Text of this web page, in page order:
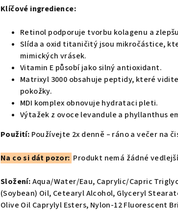
Klíčové ingredience:
Retinol podporuje tvorbu kolagenu a
Slída a oxid titaničitý jsou mikročástice,
mimických vrásek.
Vitamin E působí jako silný antioxidant.
Matrixyl 3000 obsahuje peptidy, které
pokožky.
MDI komplex obnovuje hydrataci pleti.
Výtažek z ovoce levandule a phyllanthus
Použití: Používejte 2x denně – ráno a večer na
Na co si dát pozor: Produkt nemá žádné
Složení:Aqua/Water/Eau, Caprylic/Capric
(Soybean) Oil, Cetearyl Alcohol, Glyceryl
Olive Oil Caprylyl Esters, Nylon-12 Fluorescent